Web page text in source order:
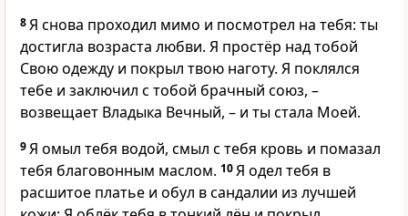
8Я снова проходил мимо и посмотрел на тебя: ты
достигла возраста любви. Я простёр над тобой
Свою одежду и покрыл твою наготу. Я поклялся
тебе и заключил с тобой брачный союз, –
возвещает Владыка Вечный, – и ты стала Моей.
9Я омыл тебя водой, смыл с тебя кровь и помазал
тебя благовонным маслом. 10Я одел тебя в
расшитое платье и обул в сандалии из лучшей